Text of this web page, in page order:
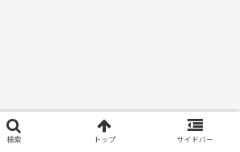
検索 トップ サイドバー